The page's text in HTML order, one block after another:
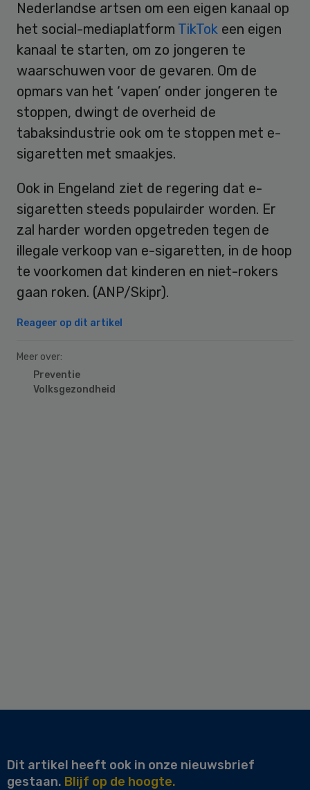
Nederlandse artsen om een eigen kanaal op
het social-mediaplatform TikTok een eigen
kanaal te starten, om zo jongeren te
waarschuwen voor de gevaren. Om de
opmars van het ‘vapen’ onder jongeren te
stoppen, dwingt de overheid de
tabaksindustrie ook om te stoppen met e-
sigaretten met smaakjes.
Ook in Engeland ziet de regering dat e-
sigaretten steeds populairder worden. Er
zal harder worden opgetreden tegen de
illegale verkoop van e-sigaretten, in de hoop
te voorkomen dat kinderen en niet-rokers
gaan roken. (ANP/Skipr).
Reageer op dit artikel
Meer over:
Preventie
Volksgezondheid
Dit artikel heeft ook in onze nieuwsbrief
gestaan. Blijf op de hoogte.